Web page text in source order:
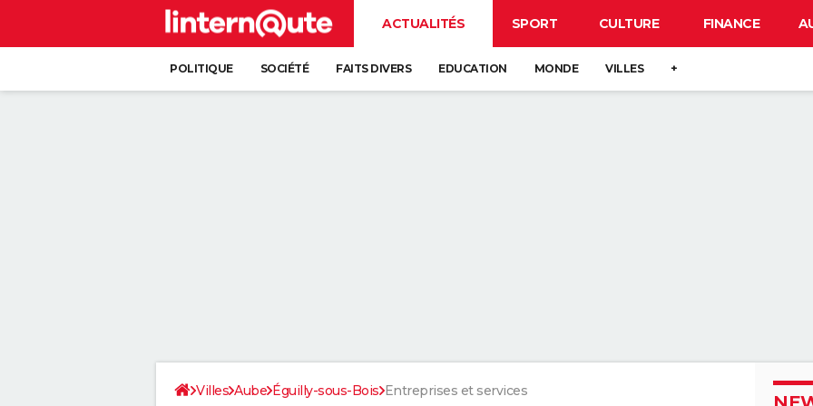
ACTUALITÉS SPORT CULTURE FINANCE
POLITIQUE SOCIÉTÉ FAITS DIVERS EDUCATION MONDE VILLES +
Villes Aube Éguilly-sous-Bois Entreprises et services